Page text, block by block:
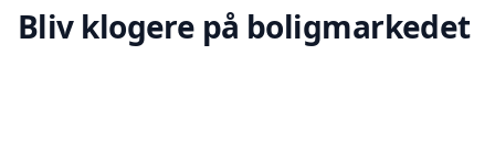
Bliv klogere på boligmarkedet